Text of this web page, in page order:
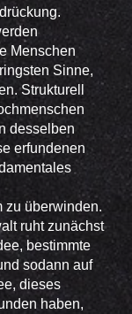
Menschen
Sinne,
Strukturell
desselben
erfundenen
zu überwinden.
ruht zunächst
bestimmte
sodann auf
dieses
haben,